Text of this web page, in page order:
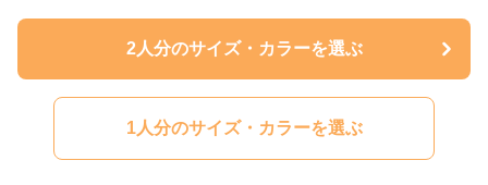
2人分のサイズ・カラーを選ぶ
1人分のサイズ・カラーを選ぶ